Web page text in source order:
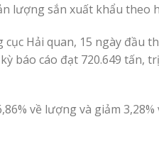
lượng sắn xuất khẩu theo
Hải quan, 15 ngày đầu
báo cáo đạt 720.649 tấn,
về lượng và giảm